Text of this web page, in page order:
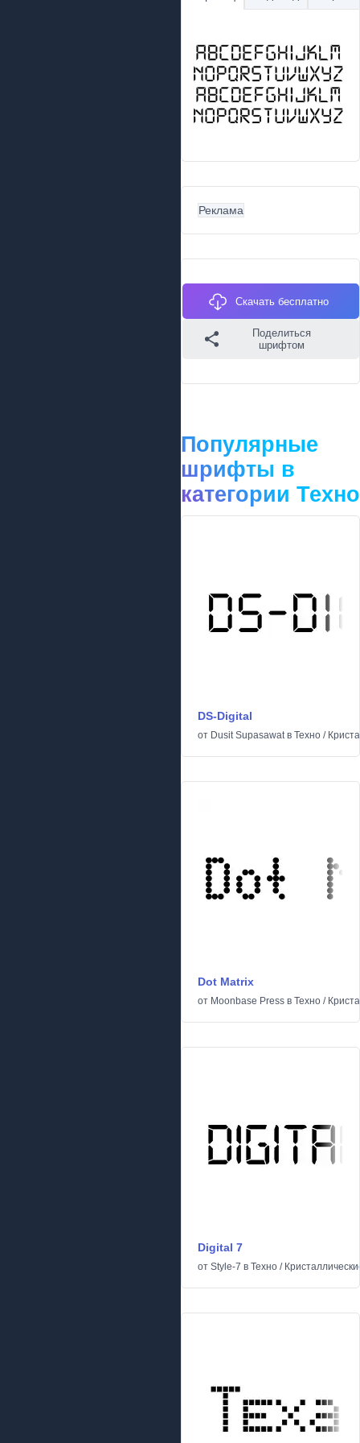
Реклама
Скачать бесплатно
Поделиться
шрифтом
Популярные
шрифты в
категории Техно
DS-Digital
от Dusit Supasawatв Техно /
Dot Matrix
от Moonbase Press в Техно /
Digital 7
от Style-7 в Техно /